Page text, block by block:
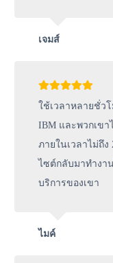
เจมส์
ใช้เวลาหลายชั่ว
IBM และพวกเข
ภายในเวลาไม่ถึ
ไซต์กลับมาทำงา
บริการของเขา
ไมค์